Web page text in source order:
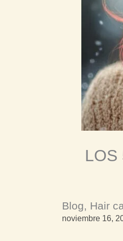
LOS
Blog, Hair
noviembre 16,